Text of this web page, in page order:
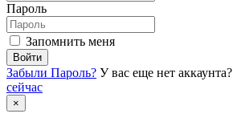
Пароль
Запомнить меня
Войти
Забыли Пароль? У вас еще нет аккаунта?
сейчас
×